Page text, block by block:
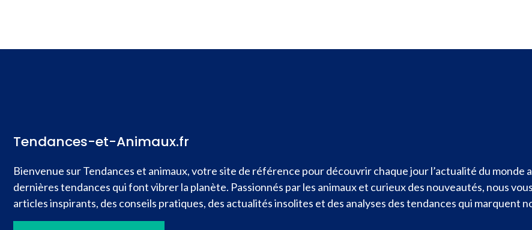
Tendances-et-Animaux.fr
Bienvenue sur Tendances et animaux, votre site de référence pour découvrir chaque jour l’actualité du monde
dernières tendances qui font vibrer la planète. Passionnés par les animaux et curieux des nouveautés, nous
articles inspirants, des conseils pratiques, des actualités insolites et des analyses des tendances qui marquent